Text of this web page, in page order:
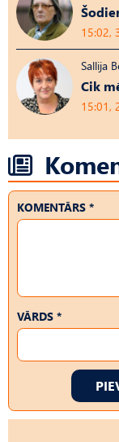
15:02,
Sallija
Cik
15:01,
KOMENTĀRS *
VĀRDS *